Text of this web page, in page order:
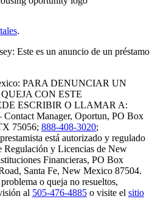
.
Este es un anuncio de un préstamo
PARA DENUNCIAR UN
CON ESTE
ESCRIBIR O LLAMAR A:
Contact Manager, Oportun, PO Box
75056; 888-408-3020;
está autorizado y regulado
Regulación y Licencias de New
Financieras, PO Box
Santa Fe, New Mexico 87504.
o queja no resueltos,
al 505-476-4885 o visite el sitio